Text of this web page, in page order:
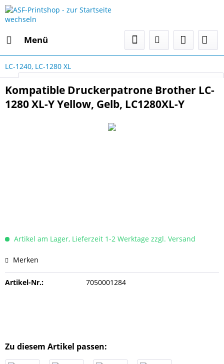
Menü
Select Language
LC-1240, LC-1280 XL
Kompatible Druckerpatrone Brother LC-
1280 XL-Y Yellow, Gelb, LC1280XL-Y
Artikel am Lager, Lieferzeit 1-2 Werktage zzgl. Versand
Merken
Artikel-Nr.: 7050001284
Zu diesem Artikel passen: